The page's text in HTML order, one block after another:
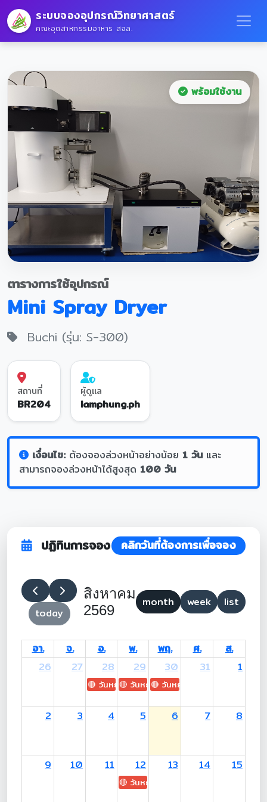
ระบบจองอุปกรณ์วิทยาศาสตร์
คณะอุตสาหกรรมอาหาร สจล.
พร้อมใช้งาน
ตารางการใช้อุปกรณ์
Mini Spray Dryer
Buchi (รุ่น: S-300)
สถานที่
BR204
ผู้ดูแล
lamphung.ph
เงื่อนไข:ต้องจองล่วงหน้าอย่างน้อย 1 วันและ
สามารถจองล่วงหน้าได้สูงสุด 100 วัน
ปฏิทินการจอง คลิกวันที่ต้องการเพื่อจอง
today
สิงหาคม
2569
month week list
อา. จ. อ. พ. พฤ. ศ.
ส.
26
27 28
🔴 วันหยุด: H.M. King Maha Vajiralongkorn's
29
🔴 วันหยุด: Asanha Bucha Day
30
🔴 วันหยุด: Buddhist Lent
31 1
2 3 4 5 6 7 8
9 10 11 12
🔴 วันหยุด: H.M. Queen Sirikit The
13 14 15